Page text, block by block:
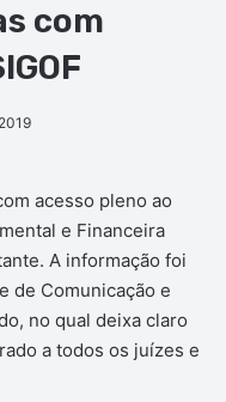
com
acesso pleno ao
e Financeira
A informação foi
de Comunicação e
no qual deixa claro
a todos os juízes e